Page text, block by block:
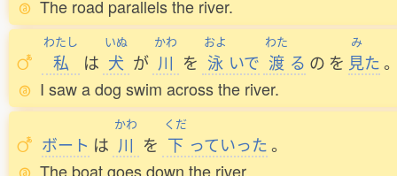
The road parallels the river.
わたし
私 は
いぬ
犬 が
かわ
川 を
およ
泳 いで
わた
渡 る の を
み
見た
I saw a dog swim across the river.
ボート は
かわ
川 を
くだ
下 っていった。
The boat goes down the river.